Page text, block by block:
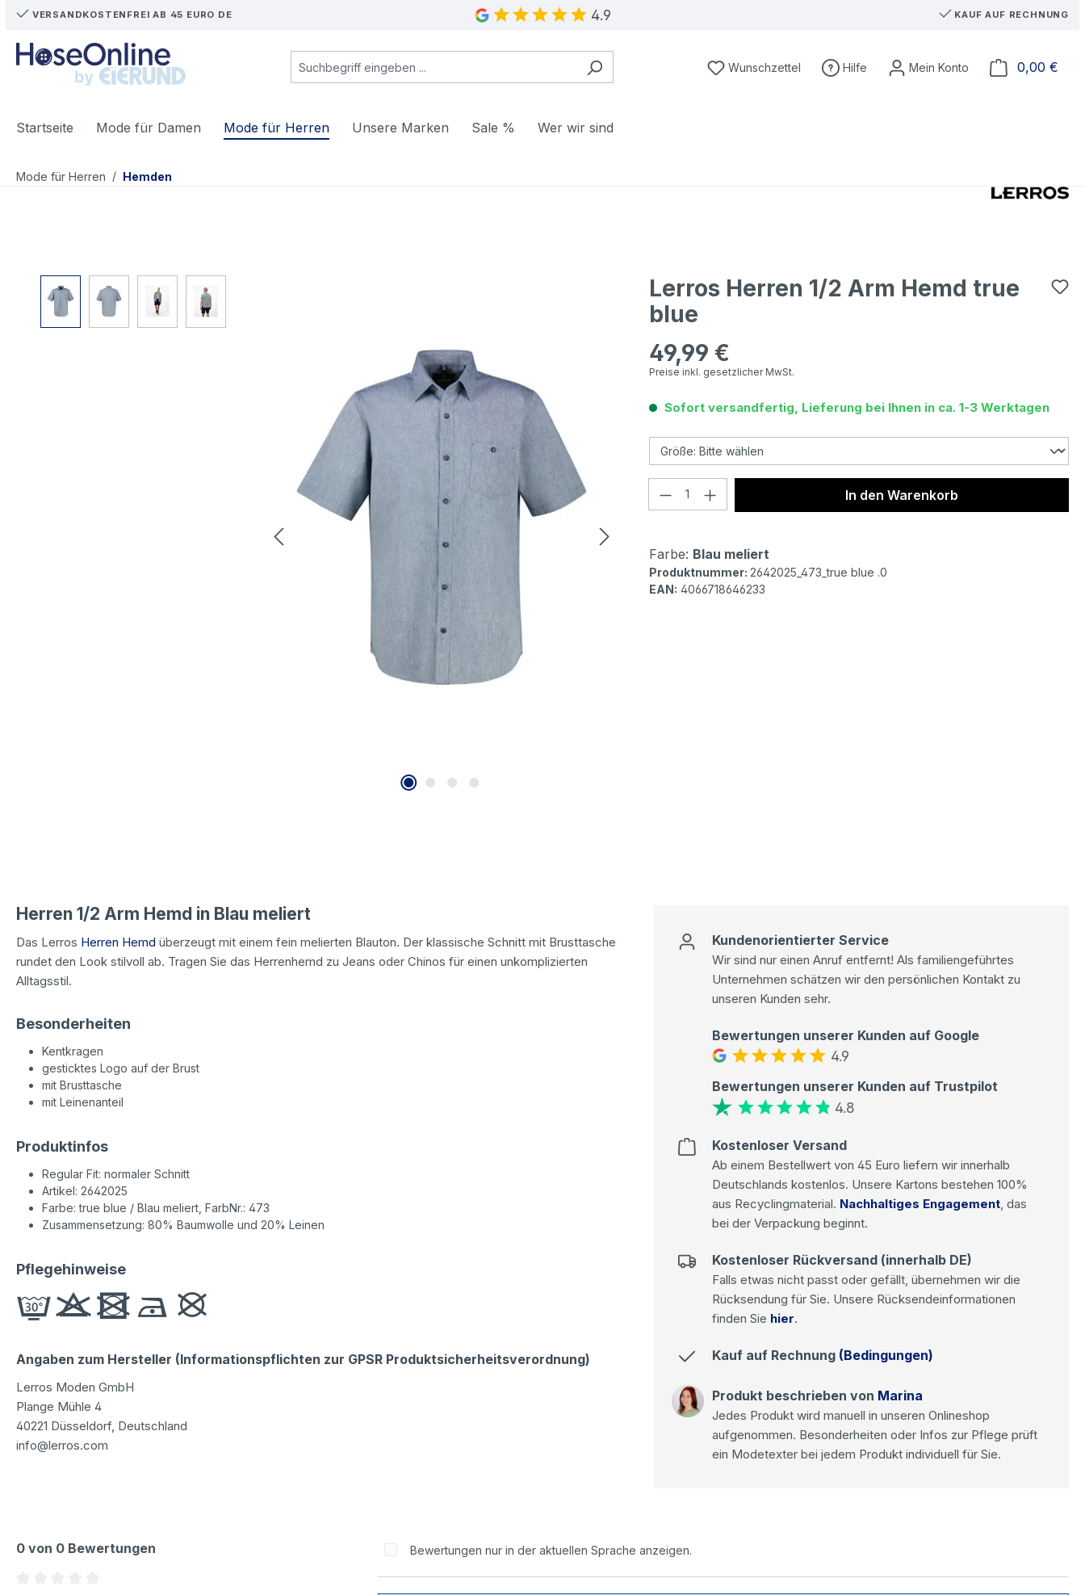
Hauptinhalt springen
Zur Suche springen
Zur Hauptnavigation springen
VERSANDKOSTENFREI AB 45 EURO DE 4.9 KAUF AUF RECHNUNG
Du hast 0 Produkte auf dem Merkzettel
Wunschzettel Hilfe 0,00 €
Startseite Mode für Damen Mode für Herren Unsere Marken Sale % Wer wir sind
Mode für Herren / Hemden
Bildergalerie überspringen
Lerros Herren 1/2 Arm Hemd true
blue
Regulärer Preis:
49,99 €
Preise inkl. gesetzlicher MwSt.
Sofort versandfertig, Lieferung bei Ihnen in ca. 1-3 Werktagen
Produkt Anzahl: Gib den gewünschten Wert
In den Warenkorb
Farbe: Blau meliert
Produktnummer: 2642025_473_true blue .0
EAN: 4066718646233
Herren 1/2 Arm Hemd in Blau meliert
Das Lerros Herren Hemd überzeugt mit einem fein melierten Blauton. Der klassische Schnitt mit Brusttasche
rundet den Look stilvoll ab. Tragen Sie das Herrenhemd zu Jeans oder Chinos für einen unkomplizierten
Alltagsstil.
Besonderheiten
Kentkragen
gesticktes Logo auf der Brust
mit Brusttasche
mit Leinenanteil
Produktinfos
Regular Fit: normaler Schnitt
Artikel: 2642025
Farbe: true blue / Blau meliert, FarbNr.: 473
Zusammensetzung: 80% Baumwolle und 20% Leinen
Pflegehinweise
Angaben zum Hersteller (Informationspflichten zur GPSR Produktsicherheitsverordnung)
Lerros Moden GmbH
Plange Mühle 4
40221 Düsseldorf, Deutschland
info@lerros.com
Kundenorientierter Service
Wir sind nur einen Anruf entfernt! Als familiengeführtes
Unternehmen schätzen wir den persönlichen Kontakt zu
unseren Kunden sehr.
Bewertungen unserer Kunden auf Google
4.9
Bewertungen unserer Kunden auf Trustpilot
4.8
Kostenloser Versand
Ab einem Bestellwert von 45 Euro liefern wir innerhalb
Deutschlands kostenlos. Unsere Kartons bestehen 100%
aus Recyclingmaterial. Nachhaltiges Engagement, das
bei der Verpackung beginnt.
Kostenloser Rückversand (innerhalb DE)
Falls etwas nicht passt oder gefällt, übernehmen wir die
Rücksendung für Sie. Unsere Rücksendeinformationen
finden Sie hier.
Kauf auf Rechnung (Bedingungen)
Produkt beschrieben von Marina
Jedes Produkt wird manuell in unseren Onlineshop
aufgenommen. Besonderheiten oder Infos zur Pflege prüft
ein Modetexter bei jedem Produkt individuell für Sie.
0 von 0 Bewertungen Bewertungen nur in der aktuellen Sprache anzeigen.